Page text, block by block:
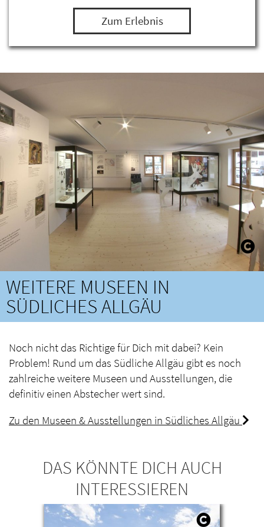
Zum Erlebnis
WEITERE MUSEEN IN
SÜDLICHES ALLGÄU
Noch nicht das Richtige für Dich mit dabei? Kein
Problem! Rund um das Südliche Allgäu gibt es noch
zahlreiche weitere Museen und Ausstellungen, die
definitiv einen Abstecher wert sind.
Zu den Museen & Ausstellungen in Südliches Allgäu
DAS KÖNNTE DICH AUCH
INTERESSIEREN